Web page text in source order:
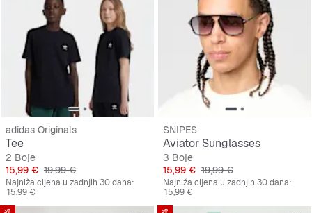
adidas Originals
Tee
2 Boje
Cijena
15,99 € Originalna cijena
19,99 €
Najniža cijena u zadnjih 30 dana:
15,99 €
SNIPES
Aviator Sunglasses
3 Boje
Cijena
15,99 € Originalna cijena
19,99 €
Najniža cijena u zadnjih 30 dana:
15,99 €